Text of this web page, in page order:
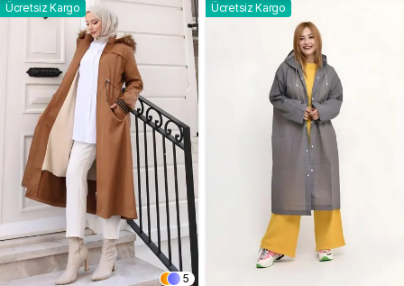
Ücretsiz Kargo
5
Ücretsiz Kargo